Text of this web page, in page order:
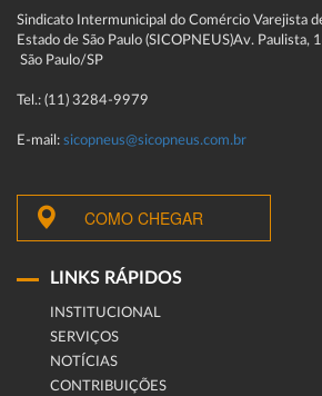
Sindicato Intermunicipal do Comércio Varejista
Estado de São Paulo (SICOPNEUS)Av. Paulista,
São Paulo/SP
Tel.: (11) 3284-9979
E-mail: sicopneus@sicopneus.com.br
COMO CHEGAR
LINKS RÁPIDOS
INSTITUCIONAL
SERVIÇOS
NOTÍCIAS
CONTRIBUIÇÕES